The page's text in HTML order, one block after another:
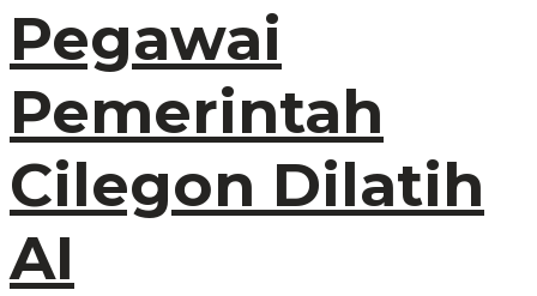
Pegawai
Pemerintah
Cilegon Dilatih
AI